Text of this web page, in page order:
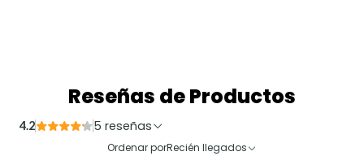
Reseñas de Productos
4.2 5 reseñas
Ordenar porRecién llegados